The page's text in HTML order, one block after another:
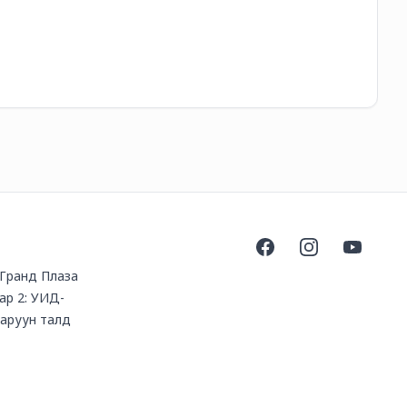
Плаза
2: УИД-
талд
FacebookInstagramYouTube